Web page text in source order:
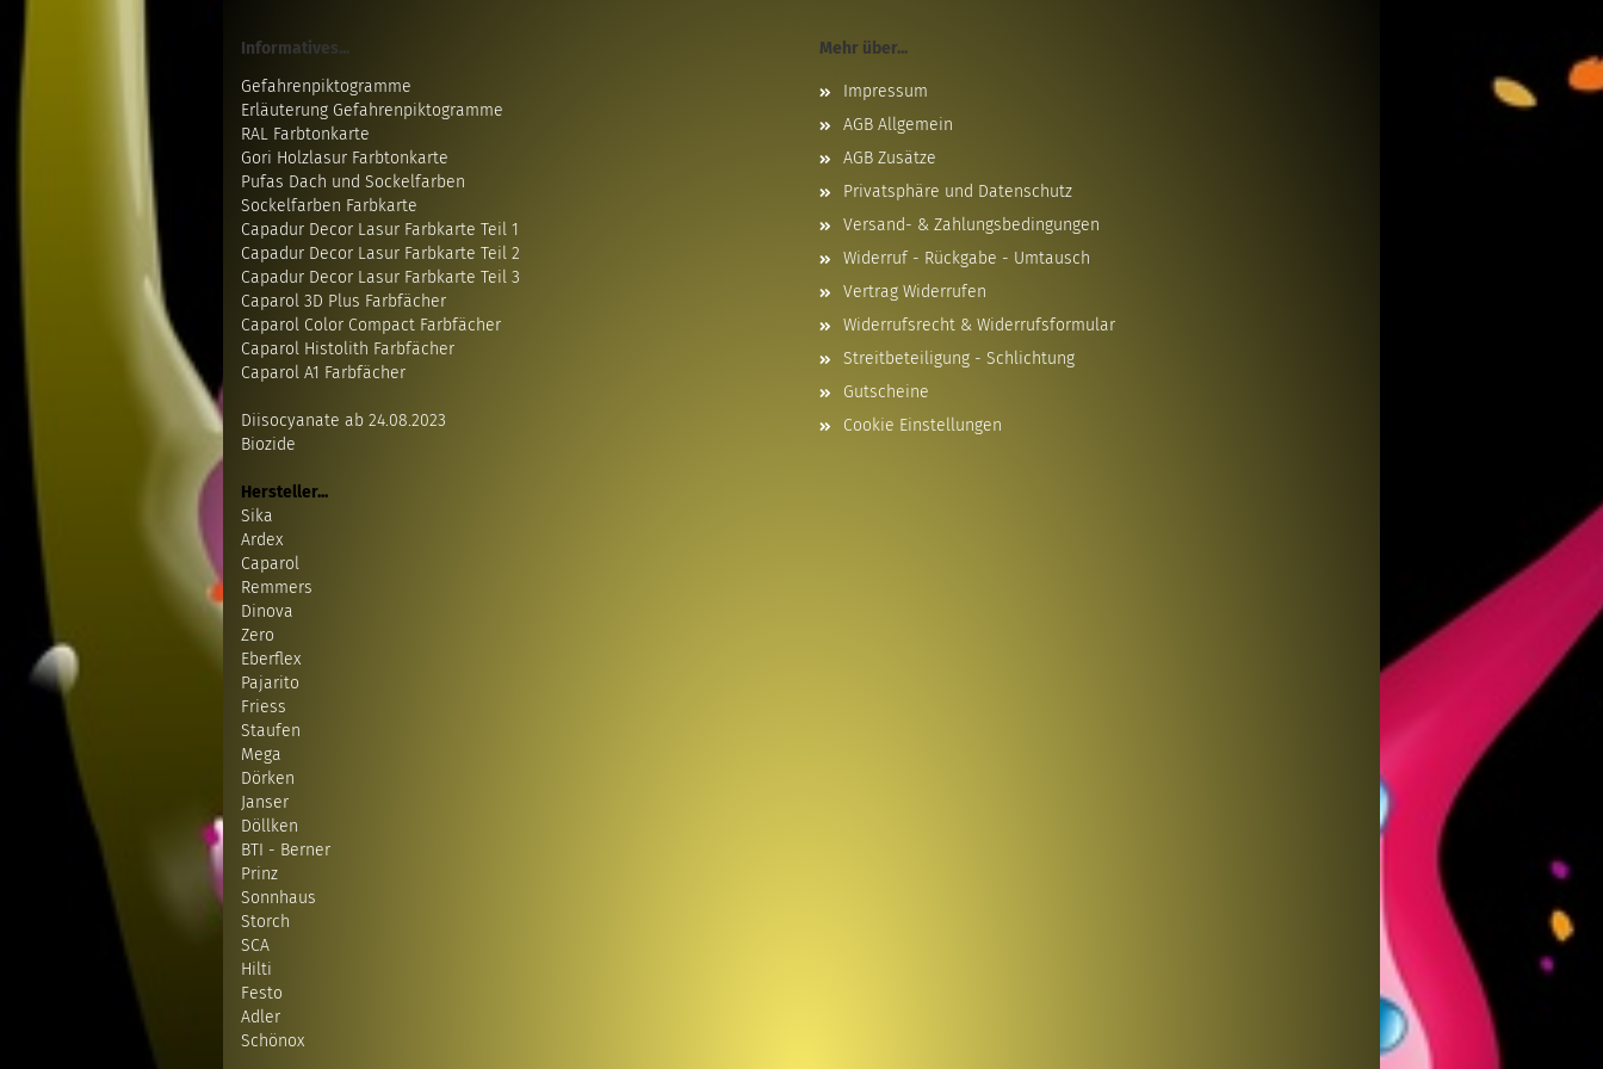
Informatives...
Gefahrenpiktogramme
Erläuterung Gefahrenpiktogramme
RAL Farbtonkarte
Gori Holzlasur Farbtonkarte
Pufas Dach und Sockelfarben
Sockelfarben Farbkarte
Capadur Decor Lasur Farbkarte Teil 1
Capadur Decor Lasur Farbkarte Teil 2
Capadur Decor Lasur Farbkarte Teil 3
Caparol 3D Plus Farbfächer
Caparol Color Compact Farbfächer
Caparol Histolith Farbfächer
Caparol A1 Farbfächer
Diisocyanate ab 24.08.2023
Biozide
Hersteller...
Sika
Ardex
Caparol
Remmers
Dinova
Zero
Eberflex
Pajarito
Friess
Staufen
Mega
Dörken
Janser
Döllken
BTI - Berner
Prinz
Sonnhaus
Storch
SCA
Hilti
Festo
Adler
Schönox
Mehr über...
Impressum
AGB Allgemein
AGB Zusätze
Privatsphäre und Datenschutz
Versand- & Zahlungsbedingungen
Widerruf - Rückgabe - Umtausch
Vertrag Widerrufen
Widerrufsrecht & Widerrufsformular
Streitbeteiligung - Schlichtung
Gutscheine
Cookie Einstellungen